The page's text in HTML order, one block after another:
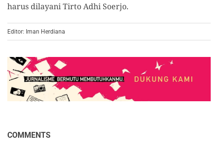
harus dilayani Tirto Adhi Soerjo.
Editor: Iman Herdiana
COMMENTS